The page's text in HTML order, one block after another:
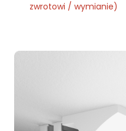
zwrotowi / wymianie)